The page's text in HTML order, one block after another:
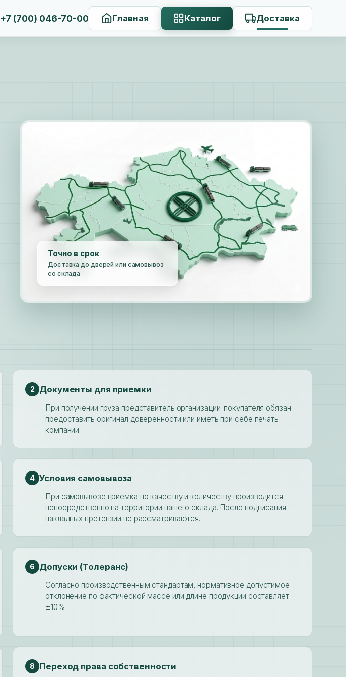
Точно в срок
Доставка до дверей или самовывоз
со склада
2 Документы для приемки
При получении груза представитель организации-покупателя обязан
предоставить оригинал доверенности или иметь при себе печать
компании.
4 Условия самовывоза
При самовывозе приемка по качеству и количеству производится
непосредственно на территории нашего склада. После подписания
накладных претензии не рассматриваются.
6 Допуски (Толеранс)
Согласно производственным стандартам, нормативное допустимое
отклонение по фактической массе или длине продукции составляет
±10%.
8 Переход права собственности
+7 (700) 046-70-00 Главная Каталог Доставка